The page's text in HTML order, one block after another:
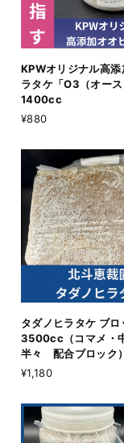
KPWオリジナル高添
ラタケ「O3（オース
1400cc
¥880
タダノヒラタケ ブロ
3500cc（コマメ・
半々 配合ブロック）
¥1,180